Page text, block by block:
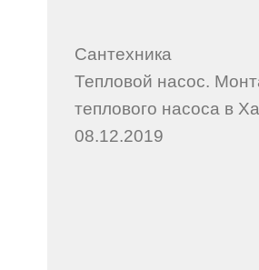
Сантехника
Тепловой насос.
теплового насоса в
08.12.2019